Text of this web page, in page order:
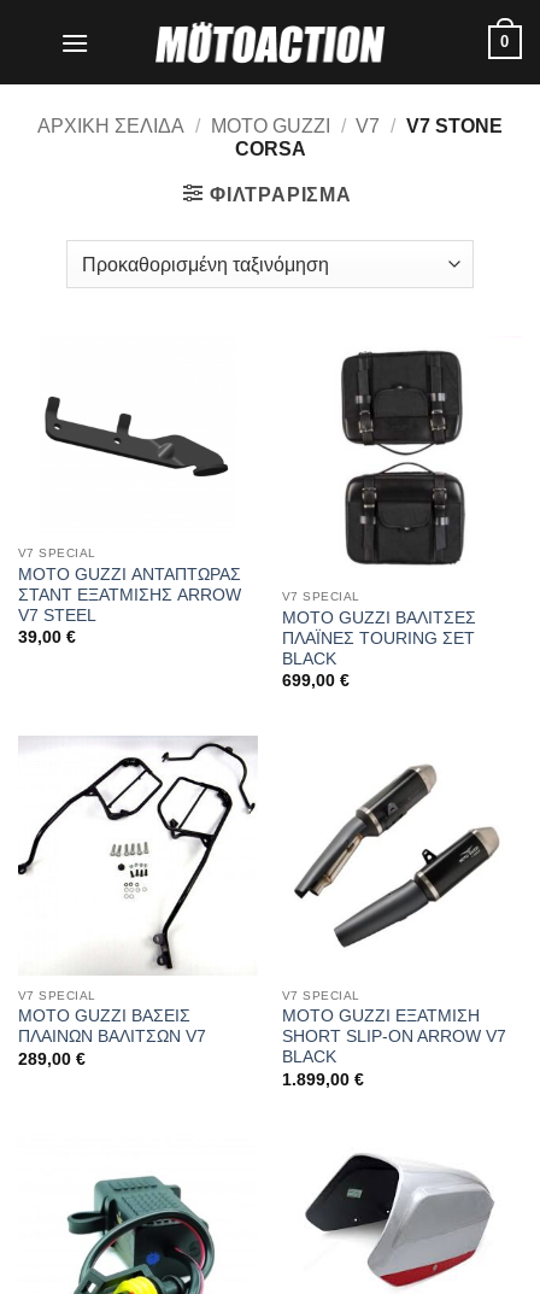
0
ΑΡΧΙΚΗ ΣΕΛΙΔΑ / MOTO GUZZI / V7 / V7 STONE
CORSA
ΦΙΛΤΡΑΡΙΣΜΑ
V7 SPECIAL
MOTO GUZZI ΑΝΤΑΠΤΩΡΑΣ
ΣΤΑΝΤ ΕΞΑΤΜΙΣΗΣ ARROW
V7 STEEL
39,00 €
V7 SPECIAL
MOTO GUZZI ΒΑΛΙΤΣΕΣ
ΠΛΑΪΝΕΣ TOURING ΣΕΤ
BLACK
699,00 €
V7 SPECIAL
MOTO GUZZI ΒΑΣΕΙΣ
ΠΛΑΙΝΩΝ ΒΑΛΙΤΣΩΝ V7
289,00 €
V7 SPECIAL
MOTO GUZZI ΕΞΑΤΜΙΣΗ
SHORT SLIP-ON ARROW V7
BLACK
1.899,00 €